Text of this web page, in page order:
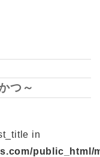
つ～
in
public_html/